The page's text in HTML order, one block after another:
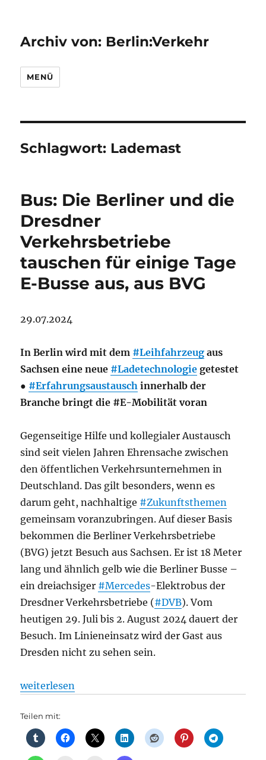
Archiv von: Berlin:Verkehr
MENÜ
Schlagwort: Lademast
Bus: Die Berliner und die
Dresdner
Verkehrsbetriebe
tauschen für einige Tage
E-Busse aus, aus BVG
29.07.2024
In Berlin wird mit dem #Leihfahrzeug aus
Sachsen eine neue #Ladetechnologie getestet
● #Erfahrungsaustausch innerhalb der
Branche bringt die #E-Mobilität voran
Gegenseitige Hilfe und kollegialer Austausch
sind seit vielen Jahren Ehrensache zwischen
den öffentlichen Verkehrsunternehmen in
Deutschland. Das gilt besonders, wenn es
darum geht, nachhaltige #Zukunftsthemen
gemeinsam voranzubringen. Auf dieser Basis
bekommen die Berliner Verkehrsbetriebe
(BVG) jetzt Besuch aus Sachsen. Er ist 18 Meter
lang und ähnlich gelb wie die Berliner Busse –
ein dreiachsiger #Mercedes-Elektrobus der
Dresdner Verkehrsbetriebe (#DVB). Vom
heutigen 29. Juli bis 2. August 2024 dauert der
Besuch. Im Linieneinsatz wird der Gast aus
Dresden nicht zu sehen sein.
„Bus: Die Berliner und die Dresdner
weiterlesen
Teilen mit: